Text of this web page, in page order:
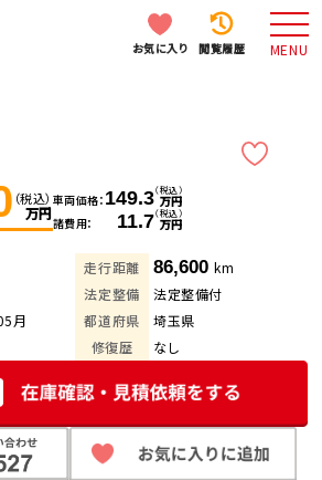
お気に入り 閲覧履歴 MENU
（税込）
万円
車両価格 149.3（税込）
万円
諸費用
11.7（税込）
万円
走行距離 86,600 km
法定整備
法定整備付
月 都道府県
埼玉県
修復歴 なし